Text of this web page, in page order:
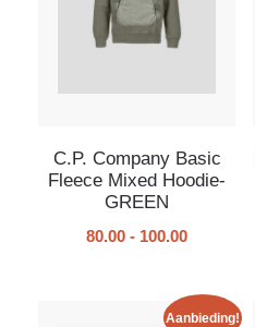
C.P. Company Basic
Fleece Mixed Hoodie-
GREEN
80.00 - 100.00
Aanbieding!